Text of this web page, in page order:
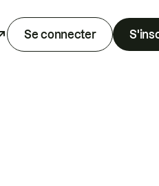
Se connecter